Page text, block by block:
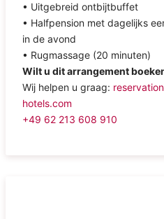
• Uitgebreid ontbijtbuffet
• Halfpension met dagelijks
in de avond
• Rugmassage (20 minuten)
Wilt u dit arrangement
Wij helpen u graag:
hotels.com
+49 62 213 608 910